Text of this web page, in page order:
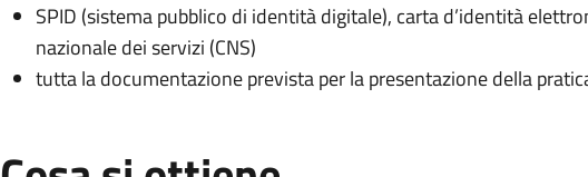
SPID (sistema pubblico di identità digitale), carta d’identità
nazionale dei servizi (CNS)
tutta la documentazione prevista per la presentazione della